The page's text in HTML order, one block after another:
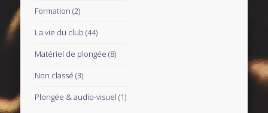
Formation (2)
La vie du club (44)
Matériel de plongée (8)
Non classé (3)
Plongée & audio-visuel (1)